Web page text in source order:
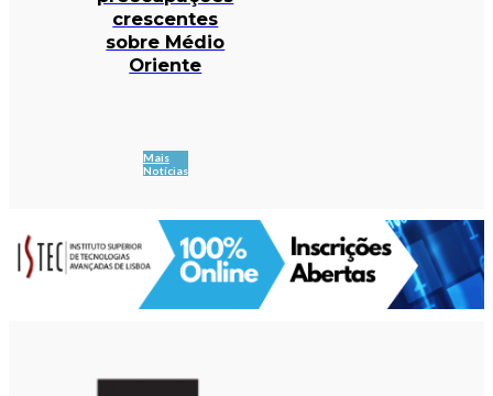
crescentes
sobre Médio
Oriente
Mais
Notícias